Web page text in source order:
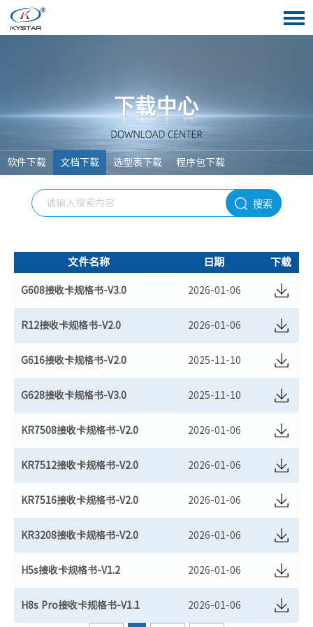
软件下载 文档下载 选型表下载 程序包下载
搜索
文件名称 日期 下载
G608接收卡规格书-V3.0 2026-01-06
R12接收卡规格书-V2.0 2026-01-06
G616接收卡规格书-V2.0 2025-11-10
G628接收卡规格书-V3.0 2025-11-10
KR7508接收卡规格书-V2.0 2026-01-06
KR7512接收卡规格书-V2.0 2026-01-06
KR7516接收卡规格书-V2.0 2026-01-06
KR3208接收卡规格书-V2.0 2026-01-06
H5s接收卡规格书-V1.2 2026-01-06
H8s Pro接收卡规格书-V1.1 2026-01-06